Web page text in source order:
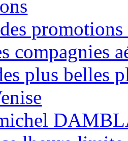
compagnies
plus belles